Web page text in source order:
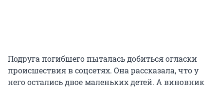
Подруга погибшего пыталась добиться огласки
происшествия в соцсетях. Она рассказала, что у
него остались двое маленьких детей. А виновник